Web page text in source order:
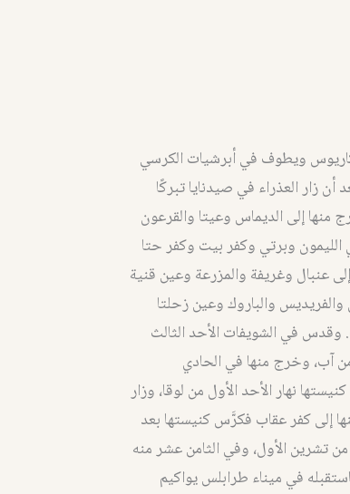
ويطوف في أبرشيات الكرسي
زار العذراء في صيدنايا تبركًا
عاد إلى دمشق. وفي السادس من تموز سنة ١٦٤٨ خرج منها إلى الديماس وعيتا والقرعون
وبرتي وكفر بيت وكفر حتا
عنبال وغريفة والمزرعة وعين قنية
والباروك وعين زحلتا
وقدس في الشويفات الأحد الثالث
آب، وخرج منها في الحادي
نهار الأحد الأول من لوقا، وزار
إلى كفر عقاب فكرَّس كنيستها بعد
تشرين الأول، وفي الثامن عشر منه
في ميناء طرابلس يواكيم